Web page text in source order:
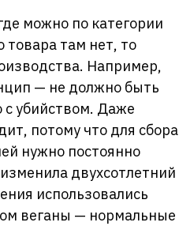
можно по категории
товара там нет, то
Например,
— не должно быть
с убийством. Даже
потому что для сбора
нужно постоянно
двухсотлетний
использовались
веганы — нормальные